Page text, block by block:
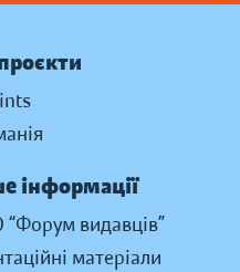
інформації
видавців”
матеріали